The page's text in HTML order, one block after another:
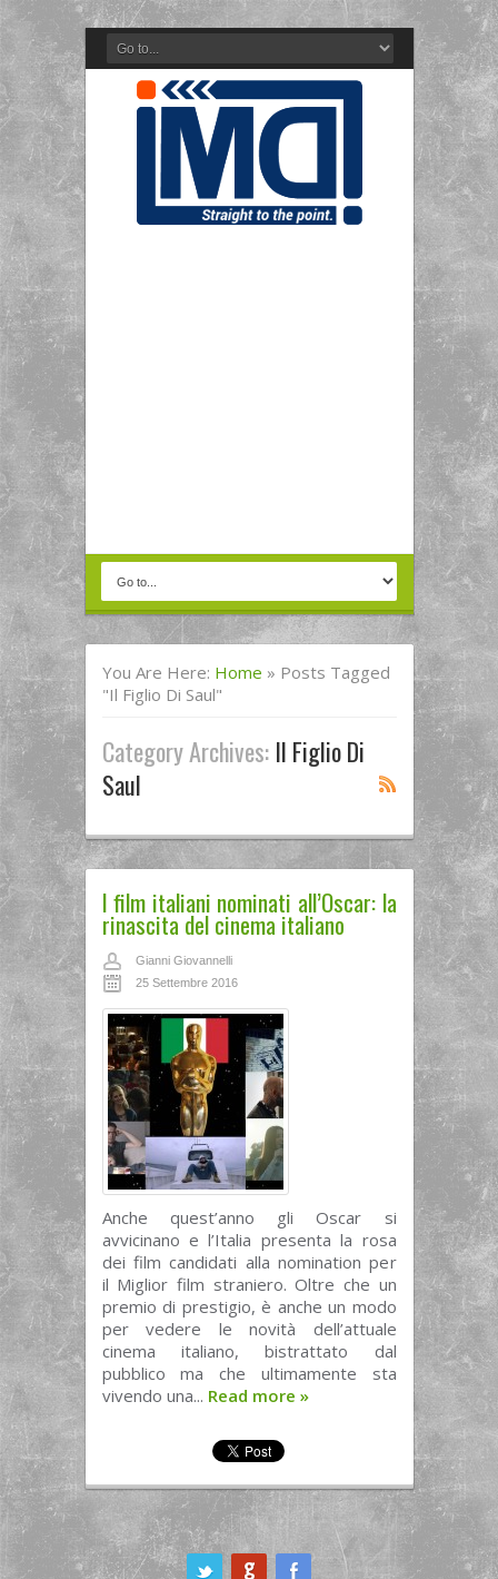
You Are Here: Home » Posts Tagged
"Il Figlio Di Saul"
Category Archives: Il Figlio Di
Saul
I film italiani nominati all’Oscar: la
rinascita del cinema italiano
Gianni Giovannelli
25 Settembre 2016
Anche quest’anno gli Oscar si
avvicinano e l’Italia presenta la rosa
dei film candidati alla nomination per
il Miglior film straniero. Oltre che un
premio di prestigio, è anche un modo
per vedere le novità dell’attuale
cinema italiano, bistrattato dal
pubblico ma che ultimamente sta
vivendo una... Read more »